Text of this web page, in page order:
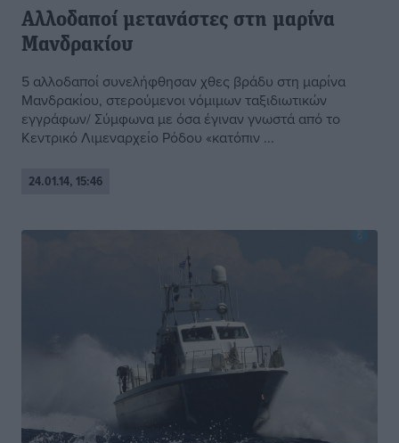
Αλλοδαποί μετανάστες στη μαρίνα
Μανδρακίου
5 αλλοδαποί συνελήφθησαν χθες βράδυ στη μαρίνα
Μανδρακίου, στερούμενοι νόμιμων ταξιδιωτικών
εγγράφων/ Σύμφωνα με όσα έγιναν γνωστά από το
Κεντρικό Λιμεναρχείο Ρόδου «κατόπιν ...
24.01.14, 15:46